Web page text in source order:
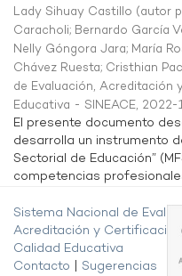
Lady Sihuay Castillo (autor
Caracholi; Bernardo García
Nelly Góngora Jara; María
Chávez Ruesta; Cristhian
de Evaluación, Acreditación
Educativa - SINEACE, 2022-
El presente documento
desarrolla un instrumento
Sectorial de Educación”
competencias
Sistema Nacional de
Acreditación y Certificación
Calidad Educativa
Contacto
Sugerencias